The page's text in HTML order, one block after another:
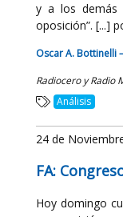
y a los demás
oposición”. [...]
Oscar A. Bottinelli
Radiocero y Radio
Análisis
24 de
FA:
Hoy domingo